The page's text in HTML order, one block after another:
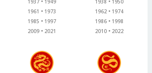
1937
1949
1961
1973
1985
1997
2009
2021
1938
1950
1962
1974
1986
1998
2010
2022